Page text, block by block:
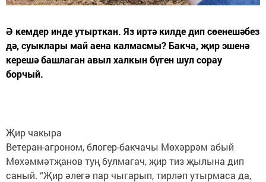
Ә кемдер инде утырткан. Яз иртә килде дип сөенешәбез
дә, суыклары май аена калмасмы? Бакча, җир эшенә
керешә башлаган авыл халкын бүген шул сорау
борчый.
Җир чакыра
Ветеран-агроном, блогер-бакчачы Мөхәррәм абый
Мөхәммәтҗанов туң булмагач, җир тиз җылына дип
саный. “Җир әлегә пар чыгарып, тирләп утырмаса да,